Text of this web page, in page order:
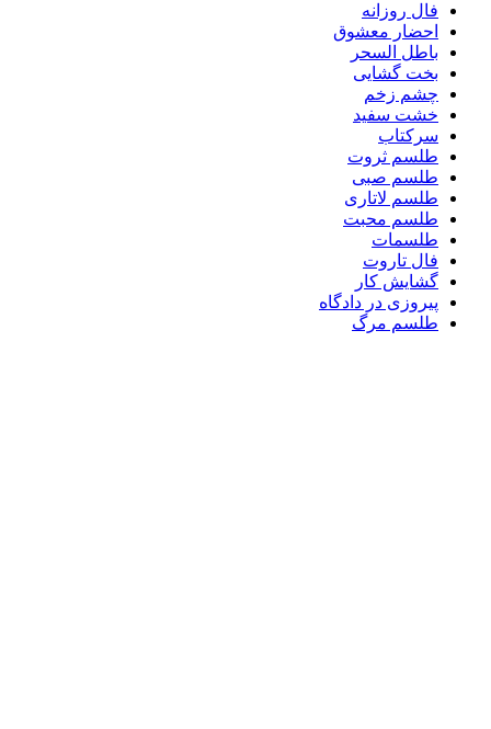
فال روزانه
احضار معشوق
باطل السحر
بخت گشایی
چشم زخم
خشت سفید
سرکتاب
طلسم ثروت
طلسم صبی
طلسم لاتاری
طلسم محبت
طلسمات
فال تاروت
گشایش کار
پیروزی در دادگاه
طلسم مرگ